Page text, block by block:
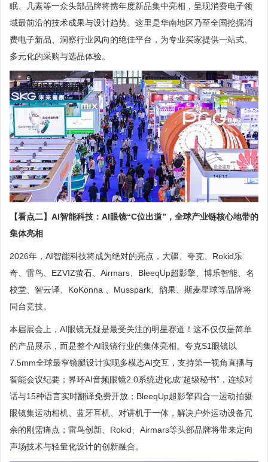
眠、几素等一众头部品牌将携年度新品集中亮相，呈现消费电子领
域最前沿的技术成果与设计趋势。这里是华南地区乃至全国挖掘消
费电子新品、洞察行业风向的绝佳平台，为专业买家提供一站式、
多元化的采购与选品体验。
【看点二】AI智能科技：AI眼镜“C位出道”，全球产业链核心地带的
集体亮相
2026年，AI智能科技将成为绝对的亮点，大疆、夸克、Rokid乐
奇、雷鸟、EZVIZ萤石、Airmars、BleeqUp超影擎、博乐智能、名
校堂、智云译、KoKonna 、Musspark、韵果、斯麦星球等品牌将
同台竞技。
本届展会上，AI眼镜无疑是最受关注的明星赛道！这不仅仅是简单
的产品展示，而是整个AI眼镜行业的集体亮相。夸克S1眼镜以
7.5mm全球最窄镜腿设计实现多模态AI交互，支持第一视角直播与
智能会议纪要；界环AI音频眼镜2.0系统进化成“超级秘书”，连续对
话与15种语言实时翻译免费开放；BleeqUp超影擎四合一运动拍摄
眼镜集运动相机、蓝牙耳机、对讲机于一体，解决户外运动设备冗
余的刚需痛点；雷鸟创新、Rokid、Airmars等头部品牌将带来定向
声场技术与轻量化设计的创新融合。